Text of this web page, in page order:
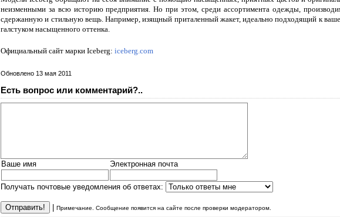
неизменными за всю историю предприятия. Но при этом, среди ассортимента одежды,
сдержанную и стильную вещь. Например, изящный приталенный жакет, идеально подходящий к
галстуком насыщенного оттенка.
Официальный сайт марки Iceberg: iceberg.com
Обновлено 13 мая 2011
Есть вопрос или комментарий?..
Ваше имя Электронная почта
Получать почтовые уведомления об ответах:
Примечание. Сообщение появится на сайте после проверки модератором.